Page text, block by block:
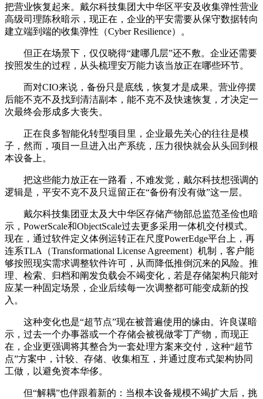
把营业恢复起来。戴尔科技集团大中华区平安及收集弹性营业
高级司理陈秋暗示，现正在，企业的平安需要从保守数据转向
建立端到端的收集弹性（Cyber Resilience）。
但正在场景下，仅仅晓得“建哪几层”还不敷。企业还需要
按照发生的过程，从头梳理安万能力该当放正在哪些环节。
而对CIO来说，备份只是底线，恢复才是成果。营业停摆
后能不克不及找到清洁副本，能不克不及快速恢复，才决定一
次最终会形成多大丧失。
正在良多智能化转型项目里，企业最先关心的往往是模
子，然而，项目一旦进入出产系统，压力很快就会从头回到根
本设备上。
把这些能力放正在一路看，不难发觉，戴尔科技想强调的
逻辑是，平安不克不及只逗留正在“备份有没有做”这一层。
戴尔科技集团亚太及大中华区存储产物部总监范圣俭也暗
示，PowerScale和ObjectScale过去更多采用一体机交付模式。
现在，通过软件定义体例运转正在尺度PowerEdge平台上，再
连系TLA（Transformational License Agreement）机制，客户能
够按照现实需求调整软件许可，从而降低推倒沉来的风险。推
理、检索、归档和阐发负载会不竭变化，若是存储架构只能对
应某一种固定场景，企业后续每一次调整都可能变成新的投
入。
这种变化也是“超节点”现在被普遍使用的缘由。许良谋暗
示，过去一个办事器或一个存储会被视做零丁产物，而现正
在，企业更强调将其整合为一套处理方案来交付，这种“超节
点”方案中，计较、存储、收集相互，并通过度布式架构协同
工做，以避免资本华侈。
但“解耦”也伴跟着新的：当根本设备规模不竭扩大后，挑